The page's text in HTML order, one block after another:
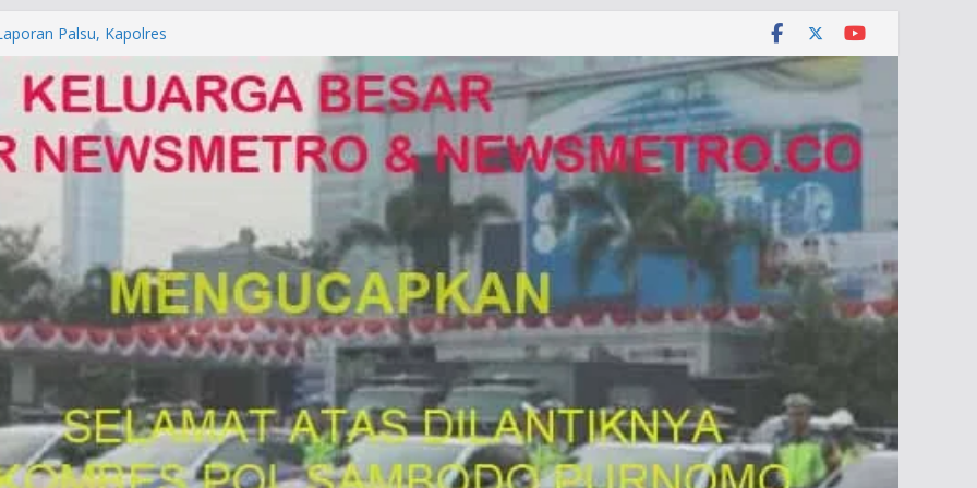
ke Mabes Polri
Palsu, Kapolres
PUNGLI SIM
Alam di Jawa Barat yang
KUHAP Baru 2026, Tegaskan
Dipidana
DENPASAR DAN
POLDA BALI DIDUGA